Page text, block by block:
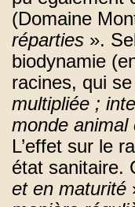
(Domaine
réparties ».
biodynamie
racines, qui
multipliée ;
monde animal
L’effet sur le
état sanitaire.
et en maturité